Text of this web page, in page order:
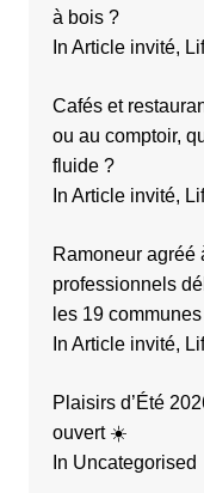
à bois ?
In Article invité,
Cafés et
ou au comptoir,
fluide ?
In Article invité,
Ramoneur agréé
professionnels
les 19 communes
In Article invité,
Plaisirs d’Été
ouvert ☀️
In Uncategorised